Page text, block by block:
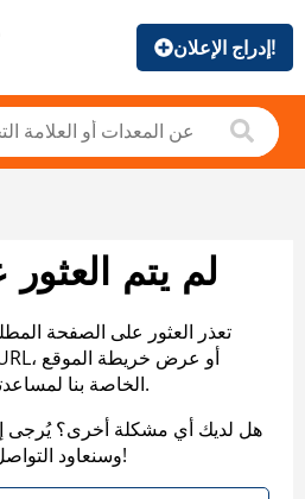
إدراج الإعلان!
لم يتم
تعذر العثور على الصفحة
الخاصة بنا لمساعدتك في العثور على ما تريد.
هل لديك أي مشكلة أخرى؟ يُرجى
وسنعاود التواصل معك. شكرًا على صبرك!